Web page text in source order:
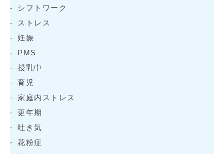
シフトワーク
ストレス
妊娠
PMS
授乳中
育児
家庭内ストレス
更年期
吐き気
花粉症